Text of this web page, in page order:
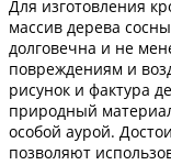
Для изготовления
массив дерева
долговечна и не
повреждениям и
рисунок и фактура
природный
особой аурой.
позволяют